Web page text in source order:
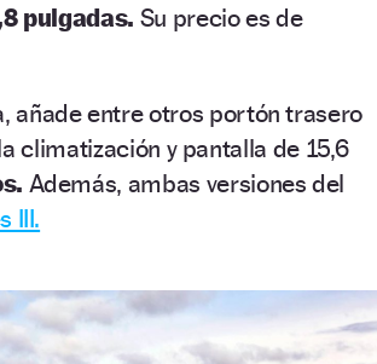
pulgadas. Su precio es de
añade entre otros portón trasero
climatización y pantalla de 15,6
Además, ambas versiones del
III.